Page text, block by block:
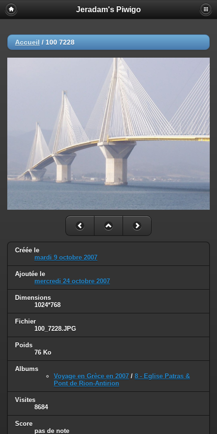
Jeradam's Piwigo
Accueil / 100 7228
Créée le
mardi 9 octobre 2007
Ajoutée le
mercredi 24 octobre 2007
Dimensions
1024*768
Fichier
100_7228.JPG
Poids
76 Ko
Albums
Voyage en Grèce en 2007 / 8 - Eglise Patras &
Pont de Rion-Antirion
Visites
8684
Score
pas de note